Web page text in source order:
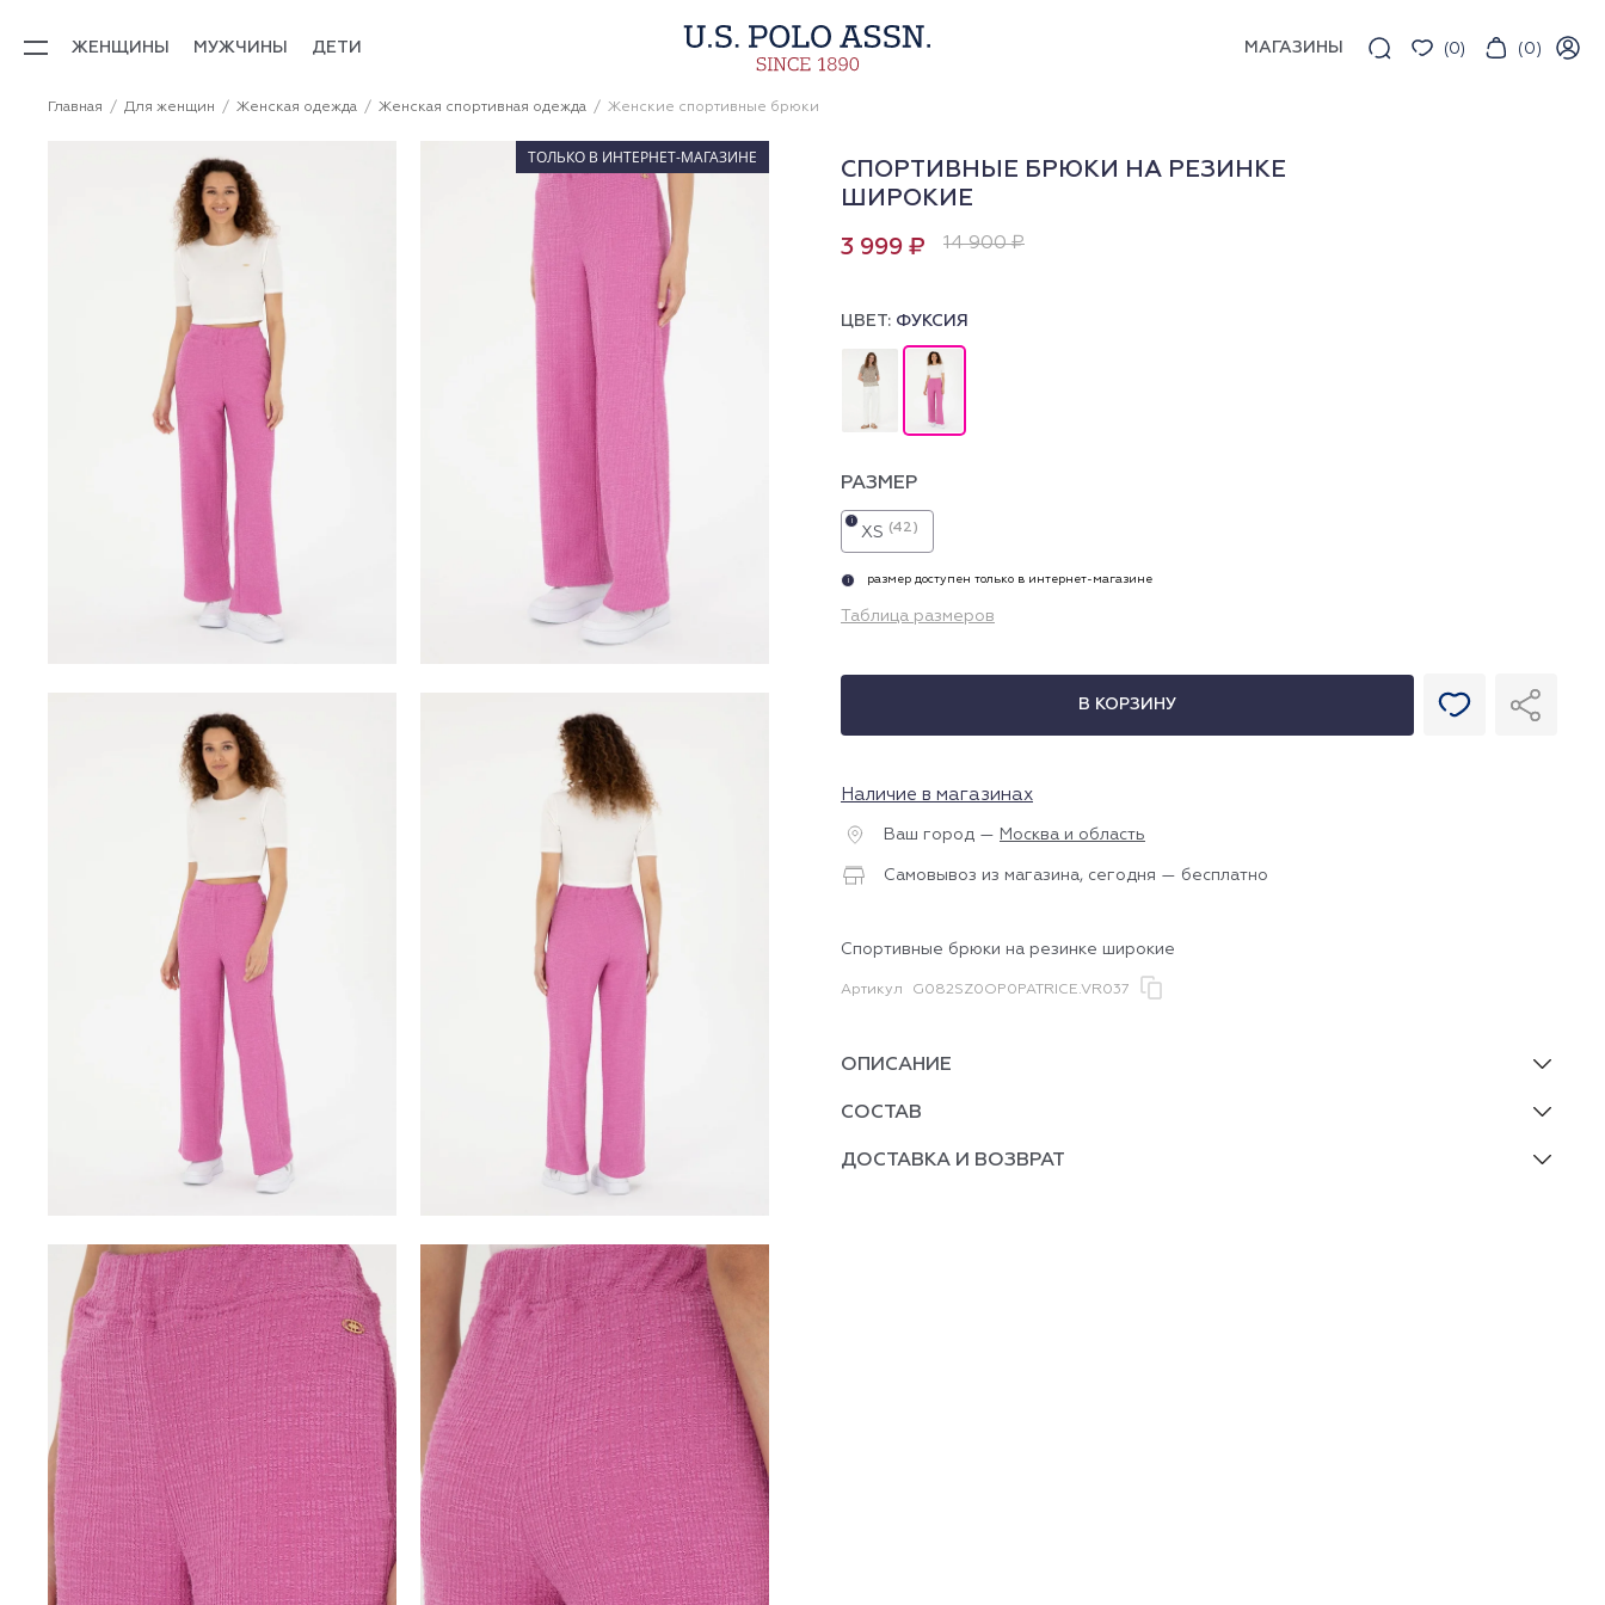
ЖЕНЩИНЫ МУЖЧИНЫ ДЕТИ МАГАЗИНЫ (0) (0)
Главная Для женщин Женская одежда Женская спортивная одежда Женские спортивные брюки
ТОЛЬКО В ИНТЕРНЕТ-МАГАЗИНЕ
СПОРТИВНЫЕ БРЮКИ НА РЕЗИНКЕ
ШИРОКИЕ
3 999 ₽ 14 900 ₽
ЦВЕТ: ФУКСИЯ
РАЗМЕР
XS (42)
i
i размер доступен только в интернет-магазине
Таблица размеров
В КОРЗИНУ
Наличие в магазинах
Ваш город — Москва и область
Самовывоз из магазина, сегодня — бесплатно
Спортивные брюки на резинке широкие
Артикул G082SZ0OP0PATRICE.VR037
ОПИСАНИЕ
СОСТАВ
ДОСТАВКА И ВОЗВРАТ